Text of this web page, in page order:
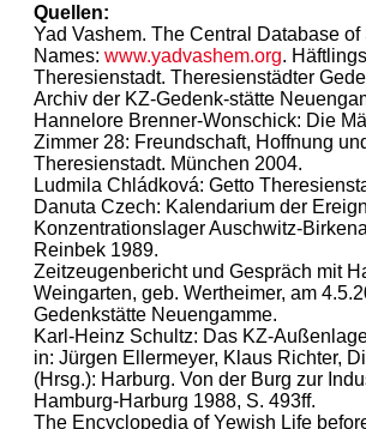
Quellen:
Yad Vashem. The Central Database of
Names: www.yadvashem.org.
Theresienstadt. Theresienstädter
Archiv der KZ-Gedenk-stätte
Hannelore Brenner-Wonschick: Die
Zimmer 28: Freundschaft, Hoffnung
Theresienstadt. München 2004.
Ludmila Chládková: Getto
Danuta Czech: Kalendarium der
Konzentrationslager Auschwitz-
Reinbek 1989.
Zeitzeugenbericht und Gespräch mit
Weingarten, geb. Wertheimer, am
Gedenkstätte Neuengamme.
Karl-Heinz Schultz: Das KZ-
in: Jürgen Ellermeyer, Klaus Richter,
(Hrsg.): Harburg. Von der Burg zur
Hamburg-Harburg 1988, S. 493ff.
The Encyclopedia of Yewish Life